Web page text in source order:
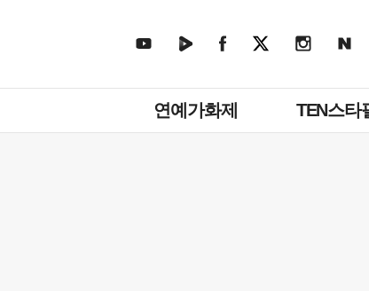
뉴
연예가화제 TEN스타